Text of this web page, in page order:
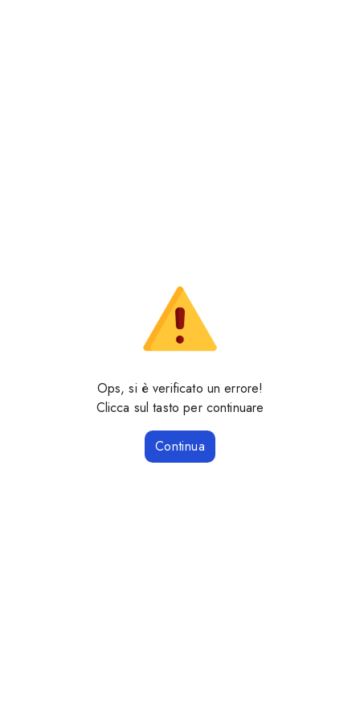
Ops, si è verificato un errore!
Clicca sul tasto per continuare
Continua